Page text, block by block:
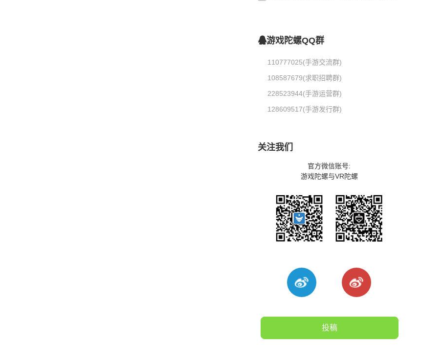
游戏陀螺QQ群
110777025(手游交流群)
108587679(求职招聘群)
228523944(手游运营群)
128609517(手游发行群)
关注我们
官方微信账号:
游戏陀螺与VR陀螺
投稿